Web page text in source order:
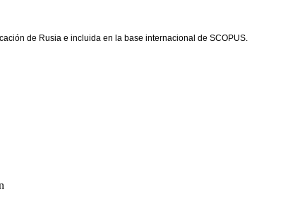
de Rusia e incluida en la base internacional de SCOPUS.